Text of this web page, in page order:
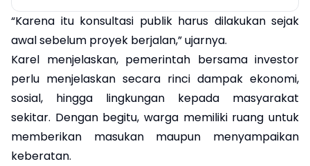
“Karena itu konsultasi publik harus dilakukan sejak
awal sebelum proyek berjalan,” ujarnya.
Karel menjelaskan, pemerintah bersama investor
perlu menjelaskan secara rinci dampak ekonomi,
sosial, hingga lingkungan kepada masyarakat
sekitar. Dengan begitu, warga memiliki ruang untuk
memberikan masukan maupun menyampaikan
keberatan.